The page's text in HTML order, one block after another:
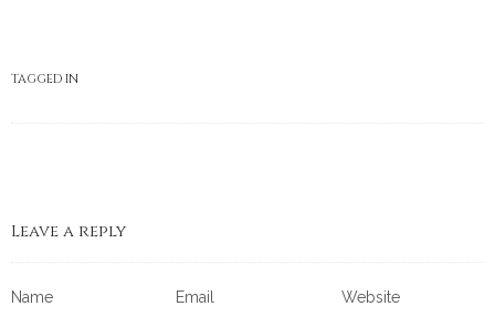
TAGGED IN
Leave a reply
Name Email Website